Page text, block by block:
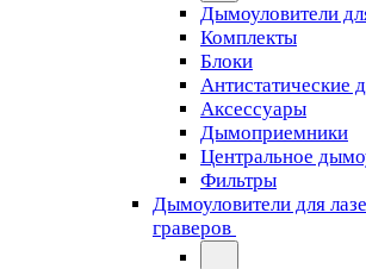
Дымоуловители
Комплекты
Блоки
Антистатические
Аксессуары
Дымоприемники
Центральное
Фильтры
Дымоуловители для
граверов